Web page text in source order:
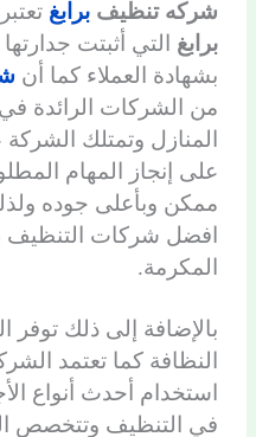
شركه تنظيفبرابغ
برابغ التي أثبتت
بشهادة العملاء كما أن
من الشركات الرائدة
المنازل وتمتلك الشركة
على إنجاز المهام
ممكن وبأعلى جوده
افضل شركات التنظيف
المكرمة.
بالإضافة إلى ذلك
النظافة كما تعتمد
استخدام أحدث أنواع
في التنظيف وتتخصص